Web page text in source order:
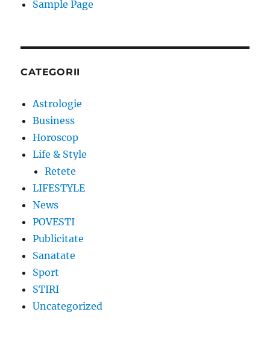
Sample Page
CATEGORII
Astrologie
Business
Horoscop
Life & Style
Retete
LIFESTYLE
News
POVESTI
Publicitate
Sanatate
Sport
STIRI
Uncategorized